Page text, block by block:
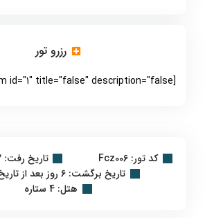
رزرو تور
[gravityform id="1" title="false" description="false"]
کد تور: Fcz006
تاریخ رفت: 3 و 9 فروردین
تاریخ برگشت: 6 روز بعد از تاریخ رفت
هتل: 4 ستاره